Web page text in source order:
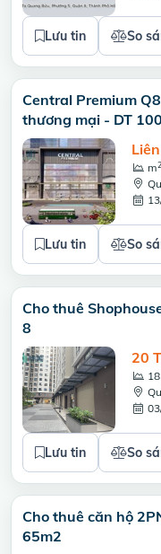
Lưu tin So
Central Premium
thương mại - DT
m2
Lưu tin So
Cho thuê
8
20
Lưu tin So
Cho thuê căn hộ
65m2